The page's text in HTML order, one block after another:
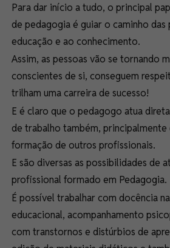
Para dar início a tudo, o principal
de pedagogia é guiar o caminho das
educação e ao conhecimento.
Assim, as pessoas vão se tornando
conscientes de si, conseguem
trilham uma carreira de sucesso!
E é claro que o pedagogo atua
de trabalho também, principalmente
formação de outros profissionais.
E são diversas as possibilidades de
profissional formado em Pedagogia.
É possível trabalhar com docência
educacional, acompanhamento
com transtornos e distúrbios de